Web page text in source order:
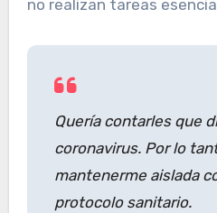
no realizan tareas
Quería contarles que
coronavirus. Por lo
mantenerme aislada
protocolo sanitario.